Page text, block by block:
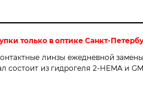
только в оптике Санкт-
линзы ежедневной
из гидрогеля 2-HEMA и